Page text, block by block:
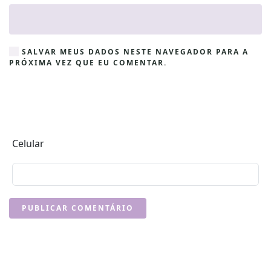
SALVAR MEUS DADOS NESTE NAVEGADOR PARA A
PRÓXIMA VEZ QUE EU COMENTAR.
Celular
PUBLICAR COMENTÁRIO